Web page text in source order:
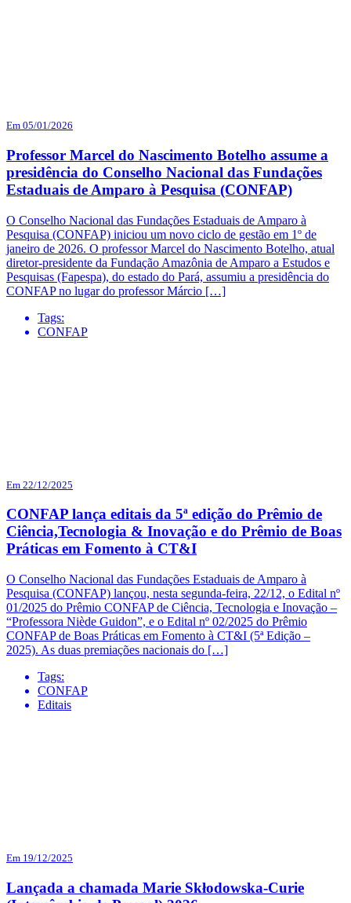
Em 05/01/2026
Professor Marcel do Nascimento Botelho assume a
presidência do Conselho Nacional das Fundações
Estaduais de Amparo à Pesquisa (CONFAP)
O Conselho Nacional das Fundações Estaduais de Amparo à
Pesquisa (CONFAP) iniciou um novo ciclo de gestão em 1º de
janeiro de 2026. O professor Marcel do Nascimento Botelho, atual
diretor-presidente da Fundação Amazônia de Amparo a Estudos e
Pesquisas (Fapespa), do estado do Pará, assumiu a presidência do
CONFAP no lugar do professor Márcio […]
Tags:
CONFAP
Em 22/12/2025
CONFAP lança editais da 5ª edição do Prêmio de
Ciência,Tecnologia & Inovação e do Prêmio de Boas
Práticas em Fomento à CT&I
O Conselho Nacional das Fundações Estaduais de Amparo à
Pesquisa (CONFAP) lançou, nesta segunda-feira, 22/12, o Edital nº
01/2025 do Prêmio CONFAP de Ciência, Tecnologia e Inovação –
“Professora Niède Guidon”, e o Edital nº 02/2025 do Prêmio
CONFAP de Boas Práticas em Fomento à CT&I (5ª Edição –
2025). As duas premiações nacionais do […]
Tags:
CONFAP
Editais
Em 19/12/2025
Lançada a chamada Marie Skłodowska-Curie